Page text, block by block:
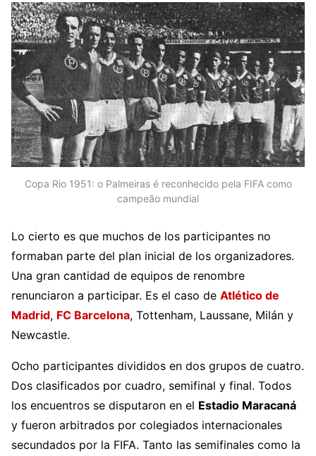
Copa Rio 1951: o Palmeiras é reconhecido pela FIFA como
campeão mundial
Lo cierto es que muchos de los participantes no
formaban parte del plan inicial de los organizadores.
Una gran cantidad de equipos de renombre
renunciaron a participar. Es el caso de Atlético de
Madrid, FC Barcelona, Tottenham, Laussane, Milán y
Newcastle.
Ocho participantes divididos en dos grupos de cuatro.
Dos clasificados por cuadro, semifinal y final. Todos
los encuentros se disputaron en el Estadio Maracaná
y fueron arbitrados por colegiados internacionales
secundados por la FIFA. Tanto las semifinales como la